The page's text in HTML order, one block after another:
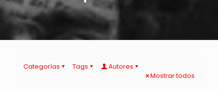
Categorías Tags
Autores
Mostrar todos